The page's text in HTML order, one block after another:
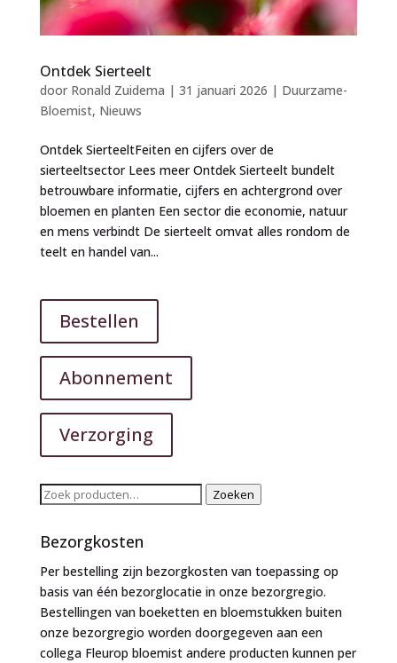
Ontdek Sierteelt
door Ronald Zuidema | 31 januari 2026 | Duurzame-
Bloemist, Nieuws
Ontdek SierteeltFeiten en cijfers over de
sierteeltsector Lees meer Ontdek Sierteelt bundelt
betrouwbare informatie, cijfers en achtergrond over
bloemen en planten Een sector die economie, natuur
en mens verbindt De sierteelt omvat alles rondom de
teelt en handel van...
Bestellen
Abonnement
Verzorging
Zoeken
Zoeken
Bezorgkosten
Per bestelling zijn bezorgkosten van toepassing op
basis van één bezorglocatie in onze bezorgregio.
Bestellingen van boeketten en bloemstukken buiten
onze bezorgregio worden doorgegeven aan een
collega Fleurop bloemist andere producten kunnen per